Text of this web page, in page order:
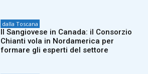
dalla Toscana
Il Sangiovese in Canada: il Consorzio
Chianti vola in Nordamerica per
formare gli esperti del settore